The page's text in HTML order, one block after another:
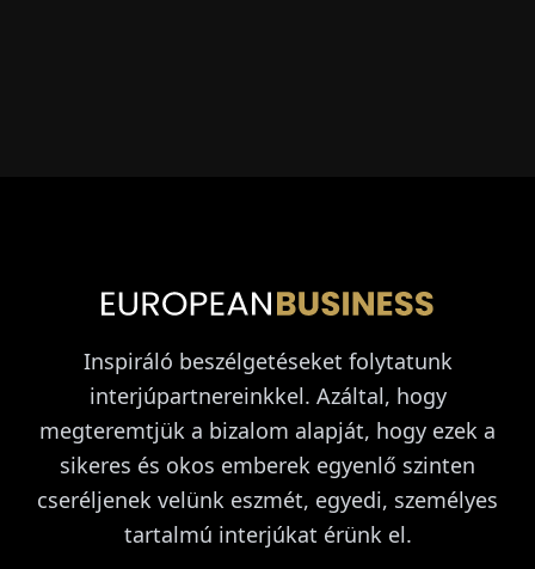
Inspiráló beszélgetéseket folytatunk
interjúpartnereinkkel. Azáltal, hogy
megteremtjük a bizalom alapját, hogy ezek a
sikeres és okos emberek egyenlő szinten
cseréljenek velünk eszmét, egyedi, személyes
tartalmú interjúkat érünk el.